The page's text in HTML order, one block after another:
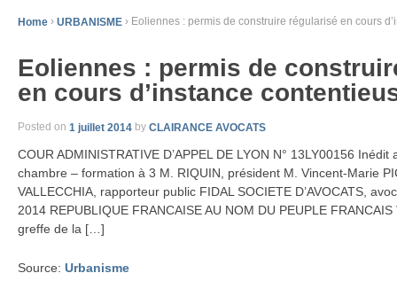
Home › URBANISME › Eoliennes : permis de construire régularisé en cours
Eoliennes : permis de
en cours d’instance
Posted on 1 juillet 2014 by CLAIRANCE AVOCATS
COUR ADMINISTRATIVE D’APPEL DE LYON N° 13LY00156
chambre – formation à 3 M. RIQUIN, président M. Vincent-Marie
VALLECCHIA, rapporteur public FIDAL SOCIETE D’AVOCATS,
2014 REPUBLIQUE FRANCAISE AU NOM DU PEUPLE
greffe de la […]
Source: Urbanisme